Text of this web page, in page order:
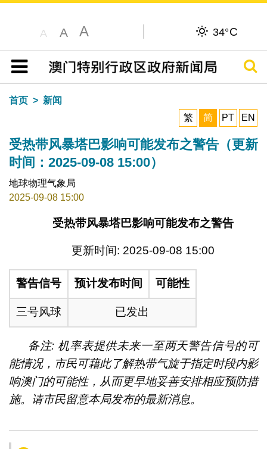
A A A 34°C
目录
搜寻
首页
新闻
繁
简 PT EN
受热带风暴塔巴影响可能发布之警告（更新
时间：2025-09-08 15:00）
地球物理气象局
2025-09-08 15:00
受热带风暴塔巴影响可能发布之警告
更新时间: 2025-09-08 15:00
警告信号 预计发布时间 可能性
三号风球 已发出
备注: 机率表提供未来一至两天警告信号的可
能情况，市民可藉此了解热带气旋于指定时段内影
响澳门的可能性，从而更早地妥善安排相应预防措
施。请市民留意本局发布的最新消息。